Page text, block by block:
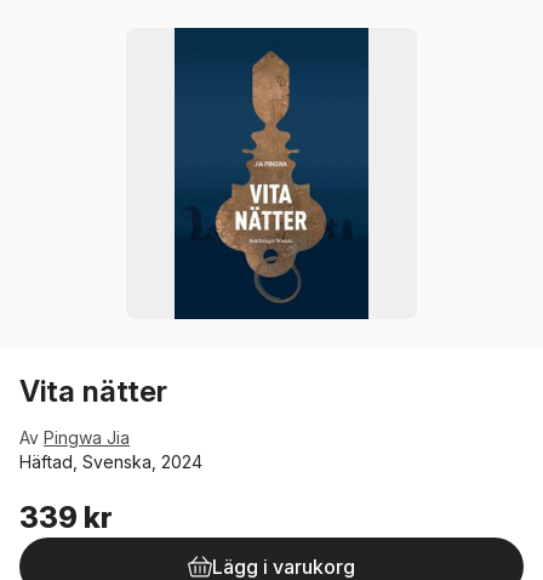
Vita nätter
Av Pingwa Jia
Häftad, Svenska, 2024
339 kr
Lägg i varukorg